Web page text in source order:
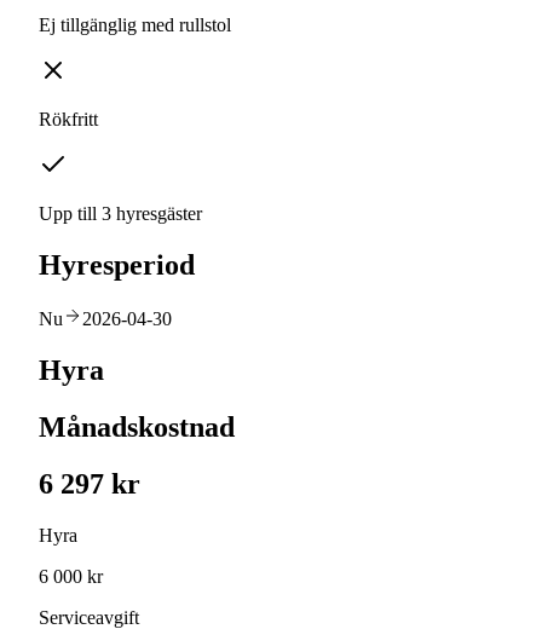
Ej tillgänglig med rullstol
Rökfritt
Upp till 3 hyresgäster
Hyresperiod
Nu 2026-04-30
Hyra
Månadskostnad
6 297 kr
Hyra
6 000 kr
Serviceavgift